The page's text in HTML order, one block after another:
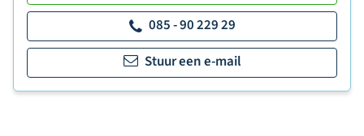
085 - 90 229 29
Stuur een e-mail